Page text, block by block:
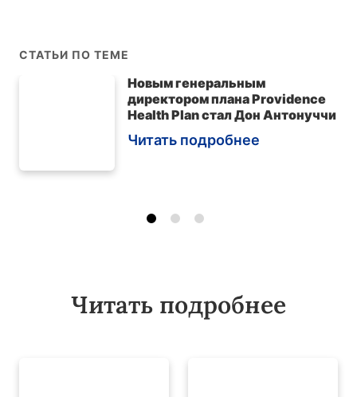
СТАТЬИ ПО ТЕМЕ
Новым генеральным
директором плана Providence
Health Plan стал Дон Антонуччи
Читать подробнее
Читать подробнее